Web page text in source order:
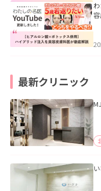
最新クリニック